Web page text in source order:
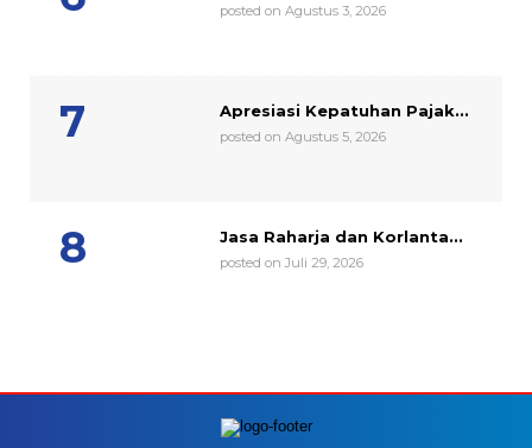
posted on Agustus 3, 2026
Apresiasi Kepatuhan Pajak...
posted on Agustus 5, 2026
Jasa Raharja dan Korlanta...
posted on Juli 29, 2026